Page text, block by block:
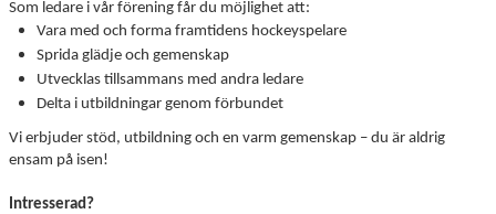
Som ledare i vår förening får du möjlighet att:
Vara med och forma framtidens hockeyspelare
Sprida glädje och gemenskap
Utvecklas tillsammans med andra ledare
Delta i utbildningar genom förbundet
Vi erbjuder stöd, utbildning och en varm gemenskap – du är aldrig
ensam på isen!
Intresserad?